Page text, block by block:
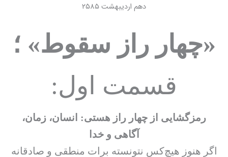
دهم اردیبهشت ۲۵۸۵
«چهار راز سقوط» ؛
قسمت اول:
رمزگشایی از چهار راز هستی: انسان، زمان،
آگاهی و خدا
اگر هنوز هیچ‌کس نتونسته برات منطقی و صادقانه